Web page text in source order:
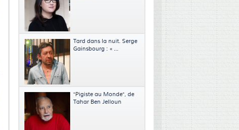
Tard dans la nuit. Serge
Gainsbourg : « ...
"Pigiste au Monde", de
Tahar Ben Jelloun